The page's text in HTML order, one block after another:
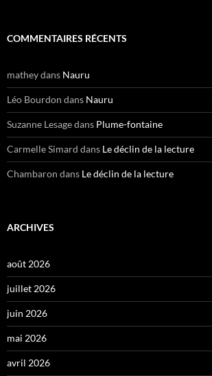
COMMENTAIRES RÉCENTS
matheydans Nauru
Léo Bourdon dans Nauru
Suzanne Lesagedans Plume-fontaine
Carmelle Simard dans Le déclin de la lecture
Chambaron dans Le déclin de la lecture
ARCHIVES
août 2026
juillet 2026
juin 2026
mai 2026
avril 2026